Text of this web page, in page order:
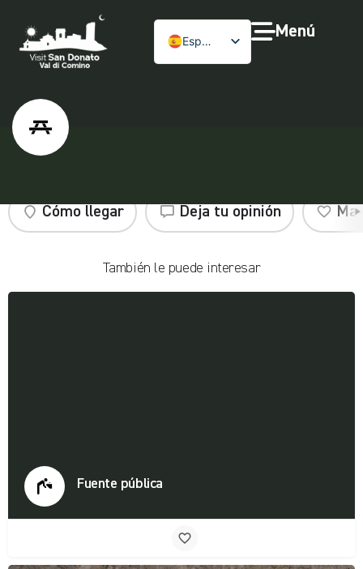
Español
Menú
Cómo llegar Deja tu opinión
También le puede interesar
Fuente pública